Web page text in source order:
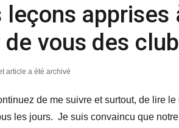
vous des
article a été archivé
de me suivre et surtout, de lire
les jours. Je suis convaincu que